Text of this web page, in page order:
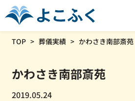
TOP 葬儀実績 かわさき南部斎苑
かわさき南部斎苑
2019.05.24